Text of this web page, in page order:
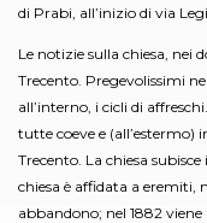
di Prabi, all’inizio di via
Le notizie sulla chiesa, nei
Trecento. Pregevolissimi
all’interno, i cicli di
tutte coeve e (all’estermo)
Trecento. La chiesa
chiesa è affidata a eremiti,
abbandono; nel 1882